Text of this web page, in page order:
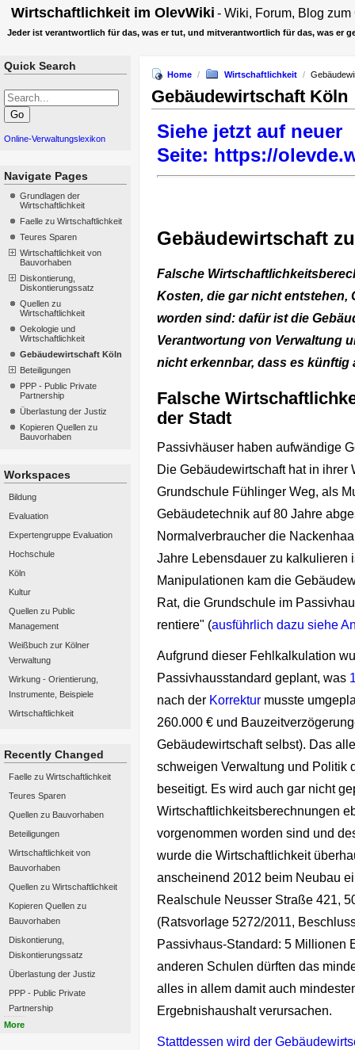
Wirtschaftlichkeit im OlevWiki - Wiki, Forum, Blog zum
Jeder ist verantwortlich für das, was er tut, und mitverantwortlich für das, was er
Quick Search
Online-Verwaltungslexikon
Navigate Pages
Grundlagen der
Wirtschaftlichkeit
Faelle zu Wirtschaftlichkeit
Teures Sparen
Wirtschaftlichkeit von
Bauvorhaben
Diskontierung,
Diskontierungssatz
Quellen zu
Wirtschaftlichkeit
Oekologie und
Wirtschaftlichkeit
Gebäudewirtschaft Köln
Beteiligungen
PPP - Public Private
Partnership
Überlastung der Justiz
Kopieren Quellen zu
Bauvorhaben
Workspaces
Bildung
Evaluation
Expertengruppe Evaluation
Hochschule
Köln
Kultur
Quellen zu Public
Management
Weißbuch zur Kölner
Verwaltung
Wirkung - Orientierung,
Instrumente, Beispiele
Wirtschaftlichkeit
Recently Changed
Faelle zu Wirtschaftlichkeit
Teures Sparen
Quellen zu Bauvorhaben
Beteiligungen
Wirtschaftlichkeit von
Bauvorhaben
Quellen zu Wirtschaftlichkeit
Kopieren Quellen zu
Bauvorhaben
Diskontierung,
Diskontierungssatz
Überlastung der Justiz
PPP - Public Private
Partnership
More
Home / Wirtschaftlichkeit /
Gebäudewirtschaft Köln
Siehe jetzt auf neuer
Seite: https://
Gebäudewirtschaft
Falsche
Kosten, die gar nicht entstehen,
worden sind: dafür ist die
Verantwortung von Verwaltung
nicht erkennbar, dass es künftig
Falsche
der Stadt
Passivhäuser haben aufwändige
Die Gebäudewirtschaft hat in
Grundschule Fühlinger Weg, als
Gebäudetechnik auf 80 Jahre
Normalverbraucher die
Jahre Lebensdauer zu kalkulieren
Manipulationen kam die
Rat, die Grundschule im
rentiere" (ausführlich dazu siehe
Aufgrund dieser Fehlkalkulation
Passivhausstandard geplant, was
nach der Korrektur musste
260.000 € und
Gebäudewirtschaft selbst). Das
schweigen Verwaltung und Politik
beseitigt. Es wird auch gar nicht
Wirtschaftlichkeitsberechnungen
vorgenommen worden sind und
wurde die Wirtschaftlichkeit
anscheinend 2012 beim Neubau
Realschule Neusser Straße 421,
(Ratsvorlage 5272/2011,
Passivhaus-Standard: 5 Millionen
anderen Schulen dürften das
alles in allem damit auch
Ergebnishaushalt verursachen.
Stattdessen wird der